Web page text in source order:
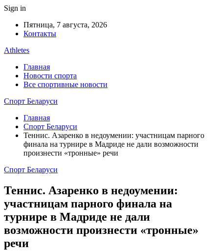
Sign in
Пятница, 7 августа, 2026
Контакты
Athletes
Главная
Новости спорта
Все спортивные новости
Спорт Беларуси
Главная
Спорт Беларуси
Теннис. Азаренко в недоумении: участницам парного
финала на турнире в Мадриде не дали возможности
произнести «тронные» речи
Спорт Беларуси
Теннис. Азаренко в недоумении:
участницам парного финала на
турнире в Мадриде не дали
возможности произнести «тронные»
речи